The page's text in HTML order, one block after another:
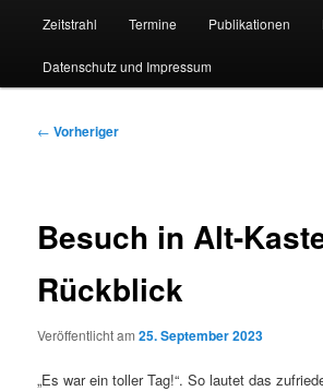
Zeitstrahl Termine Publikationen
Datenschutz und Impressum
Beitragsnavigation
← Vorheriger
Besuch in Alt-
Rückblick
Veröffentlicht am25. September 2023
„Es war ein toller Tag!“. So lautet das